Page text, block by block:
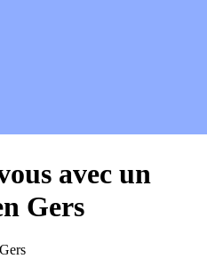
avec un
Gers